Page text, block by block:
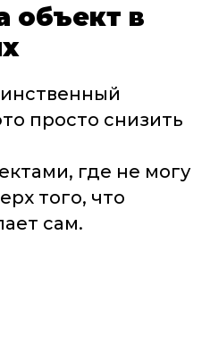
объект в
просто снизить
где не могу
того, что
сам.